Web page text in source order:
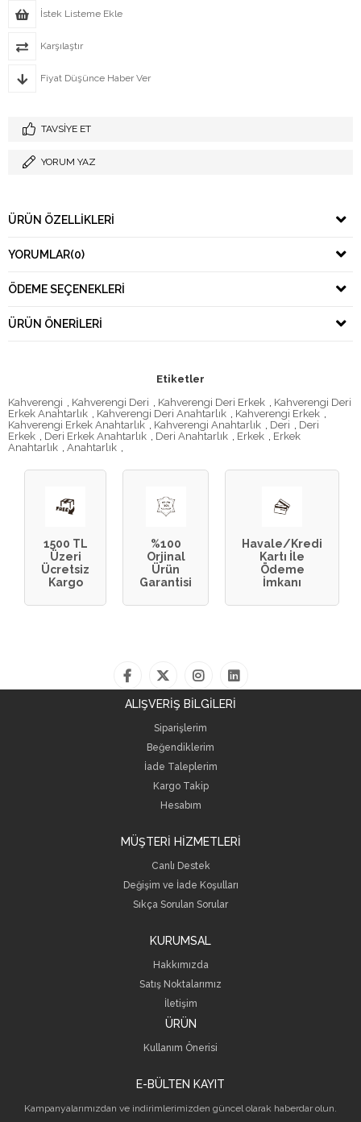
İstek Listeme Ekle
Karşılaştır
Fiyat Düşünce Haber Ver
TAVSIYE ET
YORUM YAZ
ÜRÜN ÖZELLIKLERI
YORUMLAR(0)
ÖDEME SEÇENEKLERI
ÜRÜN ÖNERILERI
Etiketler
Kahverengi
Kahverengi Deri Kahverengi Deri Erkek
Kahverengi Deri
Erkek Anahtarlık
Kahverengi Deri Anahtarlık Kahverengi Erkek
Kahverengi Erkek Anahtarlık
Kahverengi Anahtarlık Deri
Deri
Erkek
Deri Erkek Anahtarlık Deri Anahtarlık Erkek
Erkek
Anahtarlık
Anahtarlık
1500 TL
Üzeri
Ücretsiz
Kargo
%100
Orjinal
Ürün
Garantisi
Havale/Kredi
Kartı İle
Ödeme
İmkanı
ALIŞVERİŞ BİLGİLERİ
Siparişlerim
Beğendiklerim
İade Taleplerim
Kargo Takip
Hesabım
MÜŞTERİ HİZMETLERİ
Canlı Destek
Değişim ve İade Koşulları
Sıkça Sorulan Sorular
KURUMSAL
Hakkımızda
Satış Noktalarımız
İletişim
ÜRÜN
Kullanım Önerisi
E-BÜLTEN KAYIT
Kampanyalarımızdan ve indirimlerimizden güncel olarak haberdar olun.